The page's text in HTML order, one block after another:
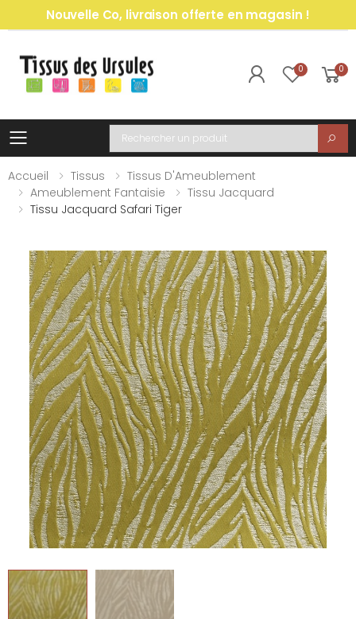
Nouvelle Co, livraison offerte en magasin !
0 0
Toggle mobile menu
Recherche
Accueil
Tissus
Tissus D'Ameublement
Ameublement Fantaisie
Tissu Jacquard
Tissu Jacquard Safari Tiger